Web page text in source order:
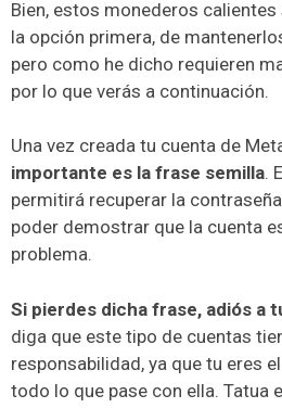
Bien, estos monederos
la opción primera, de
pero como he dicho requieren
por lo que verás a continuación.
Una vez creada tu cuenta de
importante es la frase semilla.
permitirá recuperar la
poder demostrar que la cuenta
problema.
Si pierdes dicha frase, adiós a
diga que este tipo de cuentas
responsabilidad, ya que tu eres
todo lo que pase con ella. Tatua